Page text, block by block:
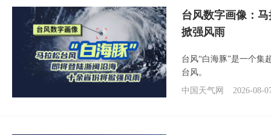
台风数字画像：
掀强风雨
台风“白海豚”是一个集
台风。
中国天气网
2026-08-